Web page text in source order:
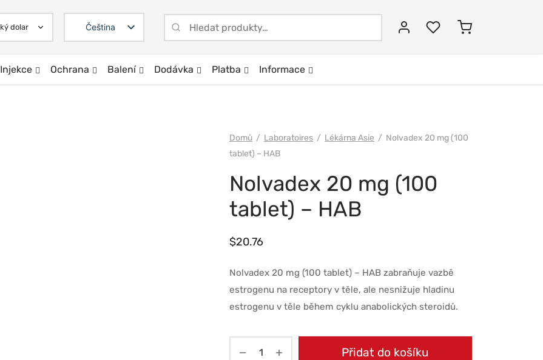
Čeština Hledat:
Injekce Ochrana Balení Dodávka Platba Informace
Domů / Laboratoires / Lékárna Asie / Nolvadex 20 mg (100
tablet) – HAB
Nolvadex 20 mg (100
tablet) – HAB
$20.76
Nolvadex 20 mg (100 tablet) – HAB zabraňuje vazbě
estrogenu na receptory v těle, ale nesnižuje hladinu
estrogenu v těle během cyklu anabolických steroidů.
Přidat do košíku